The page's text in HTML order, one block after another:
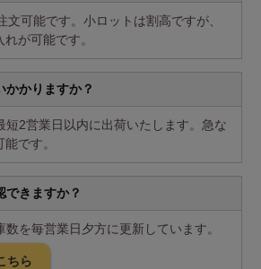
文可能です。小ロットは割高ですが、
が可能です。
かかりますか？
短2営業日以内に出荷いたします。急な
です。
できますか？
を毎営業日夕方に更新しています。
ちら